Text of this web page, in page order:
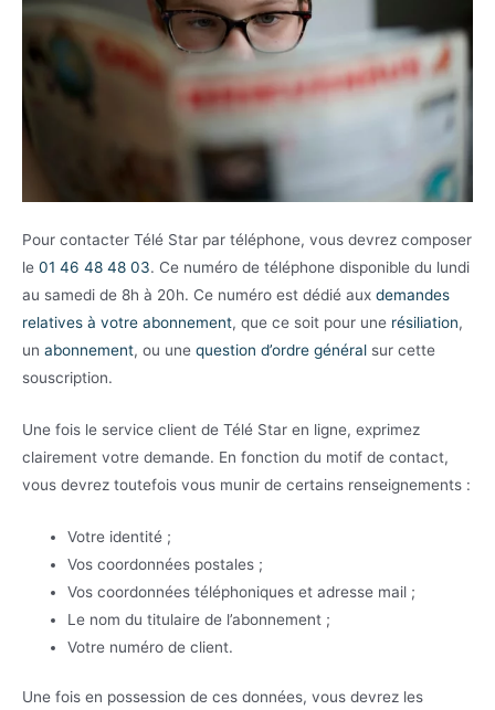
Pour contacter Télé Star par téléphone, vous devrez composer
le 01 46 48 48 03. Ce numéro de téléphone disponible du lundi
au samedi de 8h à 20h. Ce numéro est dédié aux demandes
relatives à votre abonnement, que ce soit pour une résiliation,
un abonnement, ou une question d’ordre général sur cette
souscription.
Une fois le service client de Télé Star en ligne, exprimez
clairement votre demande. En fonction du motif de contact,
vous devrez toutefois vous munir de certains renseignements :
Votre identité ;
Vos coordonnées postales ;
Vos coordonnées téléphoniques et adresse mail ;
Le nom du titulaire de l’abonnement ;
Votre numéro de client.
Une fois en possession de ces données, vous devrez les